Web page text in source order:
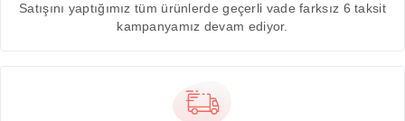
Satışını yaptığımız tüm ürünlerde geçerli vade farksız 6 taksit
kampanyamız devam ediyor.